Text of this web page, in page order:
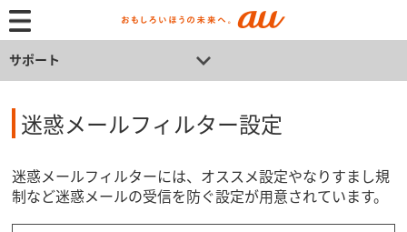
サポート
迷惑メールフィルター設定
迷惑メールフィルターには、オススメ設定やなりすまし規
制など迷惑メールの受信を防ぐ設定が用意されています。